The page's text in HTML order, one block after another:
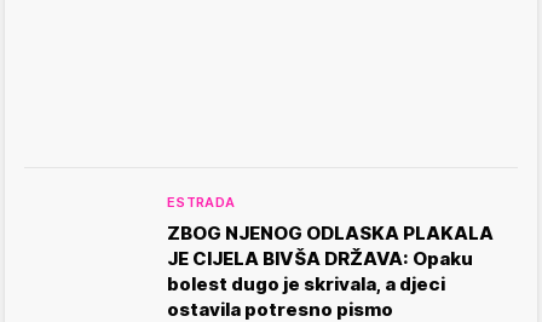
ESTRADA
ZBOG NJENOG ODLASKA PLAKALA
JE CIJELA BIVŠA DRŽAVA: Opaku
bolest dugo je skrivala, a djeci
ostavila potresno pismo